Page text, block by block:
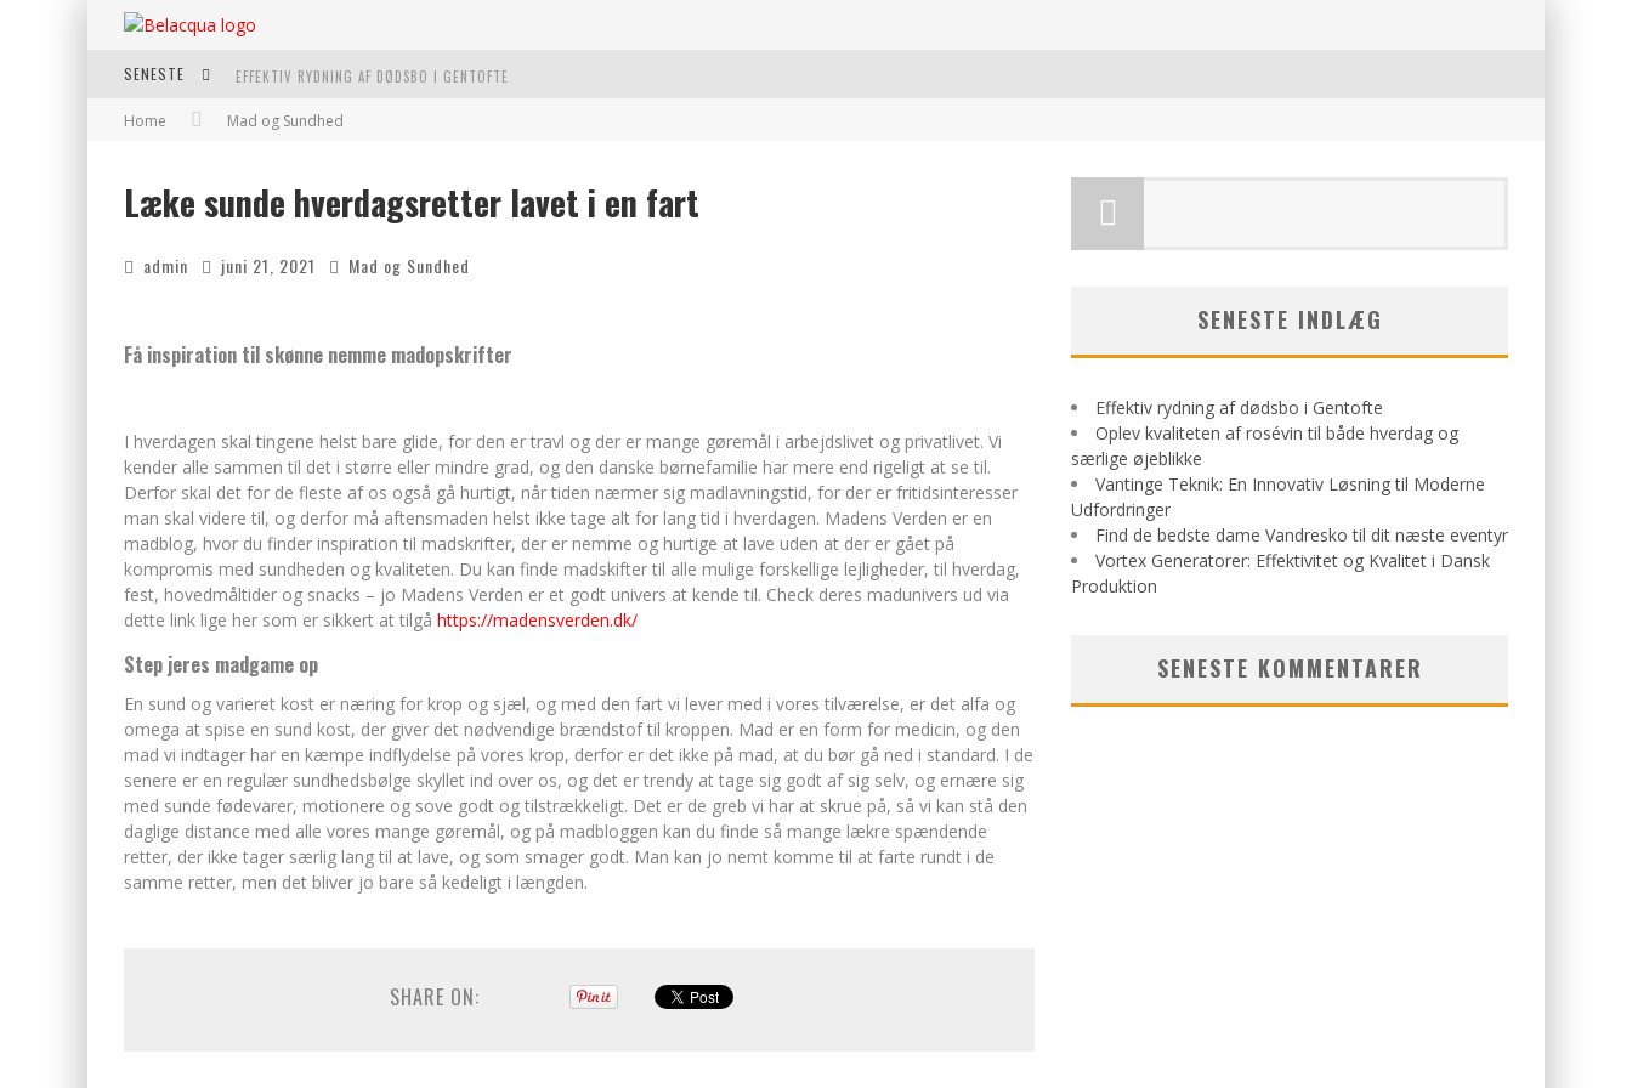
SENESTE EFFEKTIV RYDNING AF DØDSBO I GENTOFTE
OPLEV KVALITETEN AF ROSÉVIN TIL BÅDE HVERDAG OG SÆRLIGE ØJEBLIKKE
FIND DE BEDSTE DAME VANDRESKO TIL DIT NÆSTE EVENTYR
Home Mad og Sundhed
Læke sunde hverdagsretter lavet i en fart
admin juni 21, 2021 Mad og Sundhed
Få inspiration til skønne nemme madopskrifter
I hverdagen skal tingene helst bare glide, for den er travl og der er mange gøremål i arbejdslivet og privatlivet. Vi
kender alle sammen til det i større eller mindre grad, og den danske børnefamilie har mere end rigeligt at se til.
Derfor skal det for de fleste af os også gå hurtigt, når tiden nærmer sig madlavningstid, for der er fritidsinteresser
man skal videre til, og derfor må aftensmaden helst ikke tage alt for lang tid i hverdagen. Madens Verden er en
madblog, hvor du finder inspiration til madskrifter, der er nemme og hurtige at lave uden at der er gået på
kompromis med sundheden og kvaliteten. Du kan finde madskifter til alle mulige forskellige lejligheder, til hverdag,
fest, hovedmåltider og snacks – jo Madens Verden er et godt univers at kende til. Check deres madunivers ud via
dette link lige her som er sikkert at tilgå https://madensverden.dk/
Step jeres madgame op
En sund og varieret kost er næring for krop og sjæl, og med den fart vi lever med i vores tilværelse, er det alfa og
omega at spise en sund kost, der giver det nødvendige brændstof til kroppen. Mad er en form for medicin, og den
mad vi indtager har en kæmpe indflydelse på vores krop, derfor er det ikke på mad, at du bør gå ned i standard. I de
senere er en regulær sundhedsbølge skyllet ind over os, og det er trendy at tage sig godt af sig selv, og ernære sig
med sunde fødevarer, motionere og sove godt og tilstrækkeligt. Det er de greb vi har at skrue på, så vi kan stå den
daglige distance med alle vores mange gøremål, og på madbloggen kan du finde så mange lækre spændende
retter, der ikke tager særlig lang til at lave, og som smager godt. Man kan jo nemt komme til at farte rundt i de
samme retter, men det bliver jo bare så kedeligt i længden.
SHARE ON:
SENESTE INDLÆG
Effektiv rydning af dødsbo i Gentofte
Oplev kvaliteten af rosévin til både hverdag og
særlige øjeblikke
Vantinge Teknik: En Innovativ Løsning til Moderne
Udfordringer
Find de bedste dame Vandresko til dit næste eventyr
Vortex Generatorer: Effektivitet og Kvalitet i Dansk
Produktion
SENESTE KOMMENTARER